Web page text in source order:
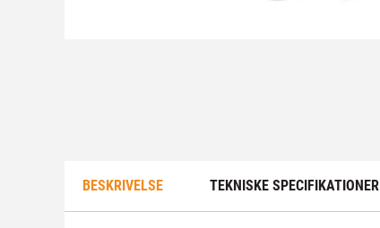
BESKRIVELSE TEKNISKE SPECIFIKATIONER